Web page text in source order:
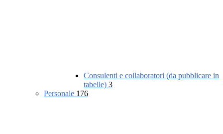
Consulenti e collaboratori (da pubblicare in
tabelle) 3
Personale 176